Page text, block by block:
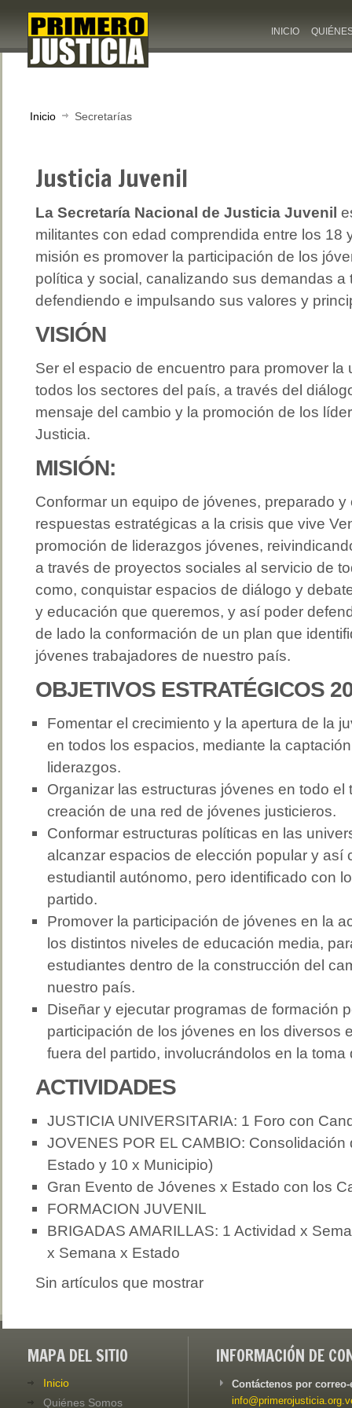
INICIO
Inicio Secretarías
Justicia Juvenil
La Secretaría Nacional de Justicia Juvenil
militantes con edad comprendida entre los 18
misión es promover la participación de los
política y social, canalizando sus demandas a
defendiendo e impulsando sus valores y
VISIÓN
Ser el espacio de encuentro para promover
todos los sectores del país, a través del
mensaje del cambio y la promoción de los
Justicia.
MISIÓN:
Conformar un equipo de jóvenes, preparado
respuestas estratégicas a la crisis que vive
promoción de liderazgos jóvenes,
a través de proyectos sociales al servicio de
como, conquistar espacios de diálogo y
y educación que queremos, y así poder
de lado la conformación de un plan que
jóvenes trabajadores de nuestro país.
OBJETIVOS ESTRATÉGICOS
Fomentar el crecimiento y la apertura de la
en todos los espacios, mediante la
liderazgos.
Organizar las estructuras jóvenes en todo el
creación de una red de jóvenes justicieros.
Conformar estructuras políticas en las
alcanzar espacios de elección popular y así
estudiantil autónomo, pero identificado con
partido.
Promover la participación de jóvenes en la
los distintos niveles de educación media,
estudiantes dentro de la construcción del
nuestro país.
Diseñar y ejecutar programas de formación
participación de los jóvenes en los diversos
fuera del partido, involucrándolos en la toma
ACTIVIDADES
JUSTICIA UNIVERSITARIA: 1 Foro con
JOVENES POR EL CAMBIO:
Estado y 10 x Municipio)
Gran Evento de Jóvenes x Estado con los
FORMACION JUVENIL
BRIGADAS AMARILLAS: 1 Actividad x
x Semana x Estado
Sin artículos que mostrar
MAPA DEL SITIO
Inicio
Quiénes Somos
INFORMACIÓN DE
Contáctenos por